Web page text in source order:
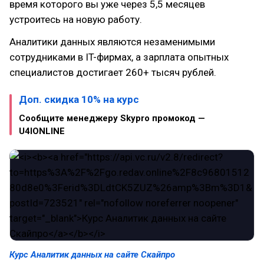
время которого вы уже через 5,5 месяцев
устроитесь на новую работу.
Аналитики данных являются незаменимыми
сотрудниками в IT-фирмах, а зарплата опытных
специалистов достигает 260+ тысяч рублей.
Доп. скидка 10% на курс
Сообщите менеджеру Skypro промокод —
U4IONLINE
Курс Аналитик данных на сайте Скайпро